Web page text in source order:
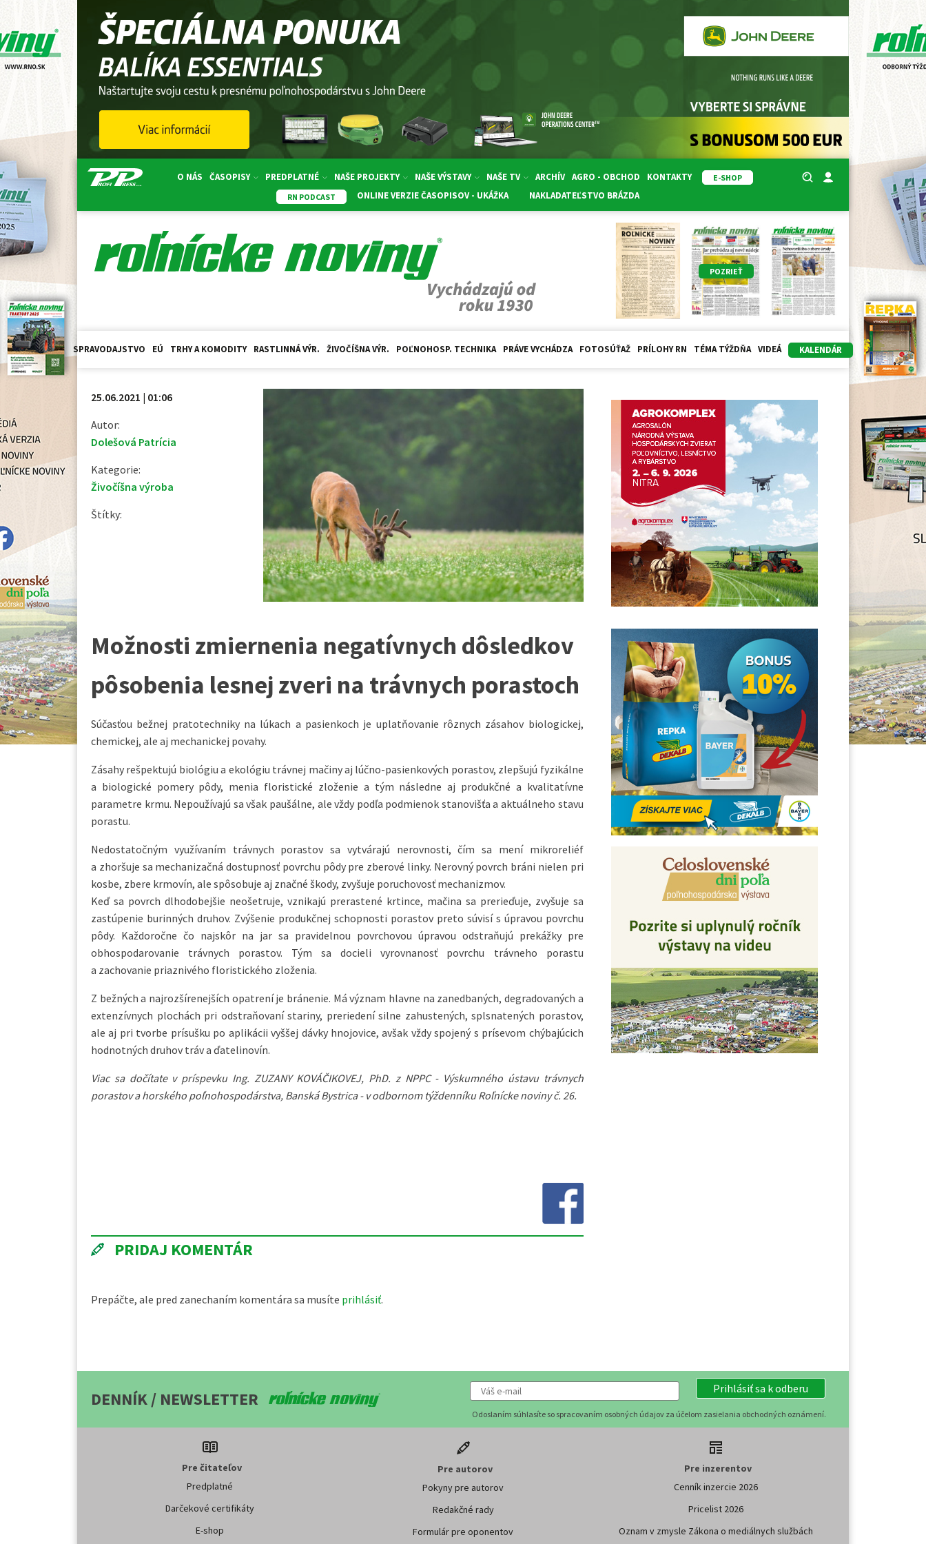
O NÁS ČASOPISY PREDPLATNÉ NAŠE PROJEKTY NAŠE VÝSTAVY NAŠE TV ARCHÍV AGRO - OBCHOD KONTAKTY
E-SHOP
RN PODCAST
ONLINE VERZIE ČASOPISOV - UKÁŽKA NAKLADATEĽSTVO BRÁZDA
POZRIEŤ
SPRAVODAJSTVO EÚ TRHY A KOMODITY RASTLINNÁ VÝR. ŽIVOČÍŠNA VÝR. POĽNOHOSP. TECHNIKA PRÁVE VYCHÁDZA FOTOSÚŤAŽ PRÍLOHY RN TÉMA TÝŽDŇA VIDEÁ KALENDÁR
25.06.2021 | 01:06
Autor:
Dolešová Patrícia
Kategorie:
Živočíšna výroba
Štítky:
Možnosti zmiernenia negatívnych dôsledkov
pôsobenia lesnej zveri na trávnych porastoch
Súčasťou bežnej pratotechniky na lúkach a pasienkoch je uplatňovanie rôznych zásahov biologickej,
chemickej, ale aj mechanickej povahy.
Zásahy rešpektujú biológiu a ekológiu trávnej mačiny aj lúčno-pasienkových porastov, zlepšujú fyzikálne
a biologické pomery pôdy, menia floristické zloženie a tým následne aj produkčné a kvalitatívne
parametre krmu. Nepoužívajú sa však paušálne, ale vždy podľa podmienok stanovišťa a aktuálneho stavu
porastu.
Nedostatočným využívaním trávnych porastov sa vytvárajú nerovnosti, čím sa mení mikroreliéf
a zhoršuje sa mechanizačná dostupnosť povrchu pôdy pre zberové linky. Nerovný povrch bráni nielen pri
kosbe, zbere krmovín, ale spôsobuje aj značné škody, zvyšuje poruchovosť mechanizmov.
Keď sa povrch dlhodobejšie neošetruje, vznikajú prerastené krtince, mačina sa prerieďuje, zvyšuje sa
zastúpenie burinných druhov. Zvýšenie produkčnej schopnosti porastov preto súvisí s úpravou povrchu
pôdy. Každoročne čo najskôr na jar sa pravidelnou povrchovou úpravou odstraňujú prekážky pre
obhospodarovanie trávnych porastov. Tým sa docieli vyrovnanosť povrchu trávneho porastu
a zachovanie priaznivého floristického zloženia.
Z bežných a najrozšírenejších opatrení je bránenie. Má význam hlavne na zanedbaných, degradovaných a
extenzívnych plochách pri odstraňovaní stariny, preriedení silne zahustených, splsnatených porastov,
ale aj pri tvorbe prísušku po aplikácii vyššej dávky hnojovice, avšak vždy spojený s prísevom chýbajúcich
hodnotných druhov tráv a ďatelinovín.
Viac sa dočítate v príspevku Ing. ZUZANY KOVÁČIKOVEJ, PhD. z NPPC - Výskumného ústavu trávnych
porastov a horského poľnohospodárstva, Banská Bystrica - v odbornom týždenníku Roľnícke noviny č. 26.
PRIDAJ KOMENTÁR
Prepáčte, ale pred zanechaním komentára sa musíte prihlásiť.
DENNÍK / NEWSLETTER Prihlásiť sa k odberu
Odoslaním súhlasíte so spracovaním osobných údajov za účelom zasielania obchodných oznámení.
Pre čitateľov
Predplatné
Darčekové certifikáty
E-shop
Pre autorov
Pokyny pre autorov
Redakčné rady
Formulár pre oponentov
Pre inzerentov
Cenník inzercie 2026
Pricelist 2026
Oznam v zmysle Zákona o mediálnych službách